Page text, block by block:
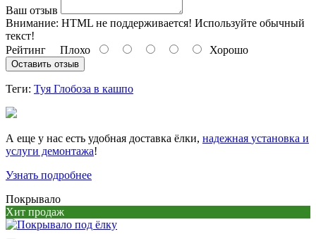
Ваш отзыв
Внимание: HTML не поддерживается! Используйте обычный
текст!
Рейтинг Плохо Хорошо
Оставить отзыв
Теги: Туя Глобоза в кашпо
А еще у нас есть удобная доставка ёлки, надежная установка и
услуги демонтажа!
Узнать подробнее
Покрывало
Хит продаж